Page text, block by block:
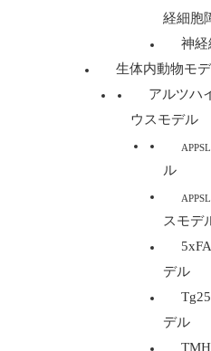
経細胞
神経
生体内動物モ
アルツハ
ウスモデル
APPSL
ル
APPSL
スモデ
デル
デル